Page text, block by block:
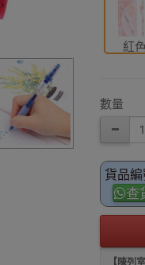
紅
數量
貨品
查
【陳列